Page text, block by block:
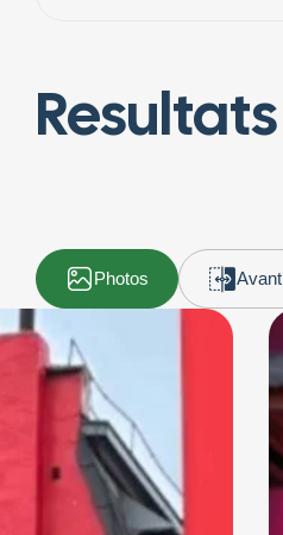
Resultats
Photos Avant